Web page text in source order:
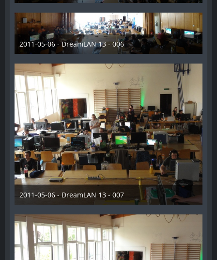
28. Dezember 2012
2011-05-06 - DreamLAN 13 - 006
28. Dezember 2012
2011-05-06 - DreamLAN 13 - 007
28. Dezember 2012